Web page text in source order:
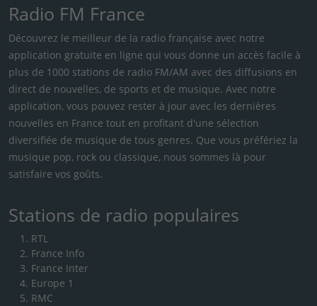
Radio FM France
Découvrez le meilleur de la radio française avec notre
application gratuite en ligne qui vous donne un accès facile à
plus de 1000 stations de radio FM/AM avec des diffusions en
direct de nouvelles, de sports et de musique. Avec notre
application, vous pouvez rester à jour avec les dernières
nouvelles en France tout en profitant d'une sélection
diversifiée de musique de tous genres. Que vous préfériez la
musique pop, rock ou classique, nous sommes là pour
satisfaire vos goûts.
Stations de radio populaires
RTL
France Info
France Inter
Europe 1
RMC